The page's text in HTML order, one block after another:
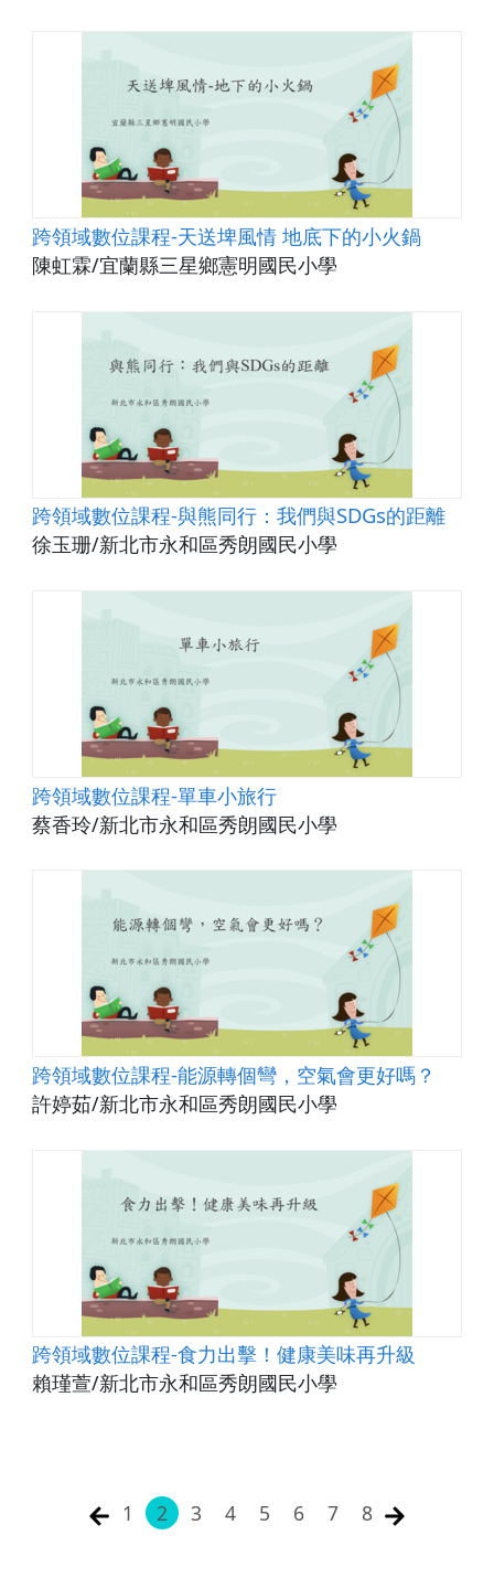
跨領域數位課程-天送埤風情 地底下的小火鍋
陳虹霖/宜蘭縣三星鄉憲明國民小學
跨領域數位課程-與熊同行：我們與SDGs的距離
徐玉珊/新北市永和區秀朗國民小學
跨領域數位課程-單車小旅行
蔡香玲/新北市永和區秀朗國民小學
跨領域數位課程-能源轉個彎，空氣會更好嗎？
許婷茹/新北市永和區秀朗國民小學
跨領域數位課程-食力出擊！健康美味再升級
賴瑾萱/新北市永和區秀朗國民小學
1 2 3 4 5 6 7 8